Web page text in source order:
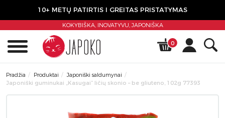
10+ METŲ PATIRTIS I GREITAS PRISTATYMAS
KOKYBIŠKA, INOVATYVU,JAPONIŠKA
0
Pradžia Produktai
Japoniški saldumynai
Japoniški guminukai „Kasugai” ličių skonio – be gliuteno, 102g 77393